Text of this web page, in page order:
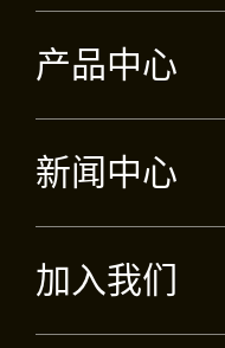
产品中心
新闻中心
加入我们